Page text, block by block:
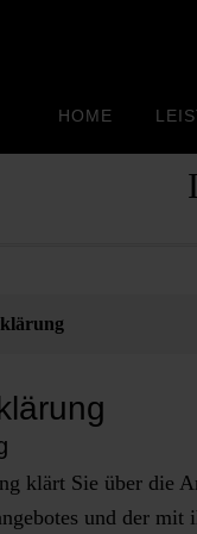
HOME
klärt Sie über die
und der